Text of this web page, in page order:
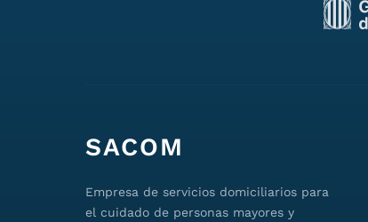
SACOM
Empresa de servicios domiciliarios para
el cuidado de personas mayores y